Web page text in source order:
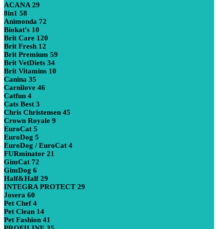
ACANA 29
8in1 58
Animonda 72
Biokat's 10
Brit Care 120
Brit Fresh 12
Brit Premium 59
Brit VetDiets 34
Brit Vitamins 10
Canina 35
Carnilove 46
Catfun 4
Cats Best 3
Chris Christensen 45
Crown Royale 9
EuroCat 5
EuroDog 5
EuroDog / EuroCat 4
FURminator 21
GimCat 72
GimDog 6
Half&Half 29
INTEGRA PROTECT 29
Josera 60
Pet Chef 4
Pet Clean 14
Pet Fashion 41